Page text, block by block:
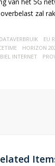
zal
DATAVERBRUIK
EU
HORIZON
INTERNET